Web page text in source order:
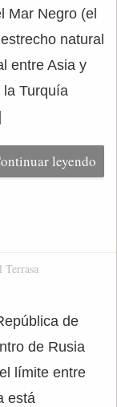
Mar Negro (el
natural
entre Asia y
la Turquía
leyendo
Terrasa
de
de Rusia
límite entre
está